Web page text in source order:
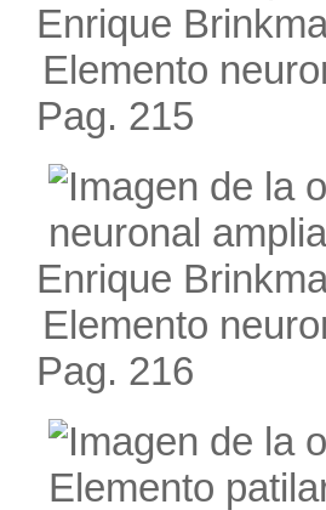
Enrique
Elemento
Pag. 215
Enrique
Elemento
Pag. 216